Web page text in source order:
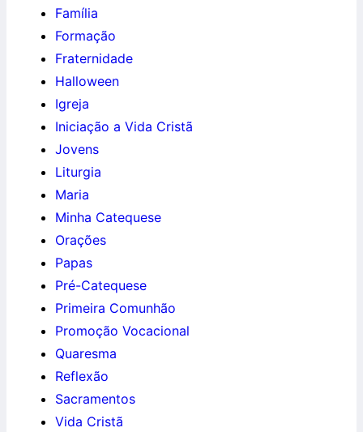
Família
Formação
Fraternidade
Halloween
Igreja
Iniciação a Vida Cristã
Jovens
Liturgia
Maria
Minha Catequese
Orações
Papas
Pré-Catequese
Primeira Comunhão
Promoção Vocacional
Quaresma
Reflexão
Sacramentos
Vida Cristã